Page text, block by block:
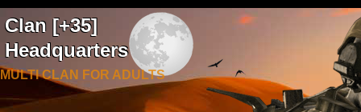
Clan [+35]
Headquarters
MULTI CLAN FOR ADULTS